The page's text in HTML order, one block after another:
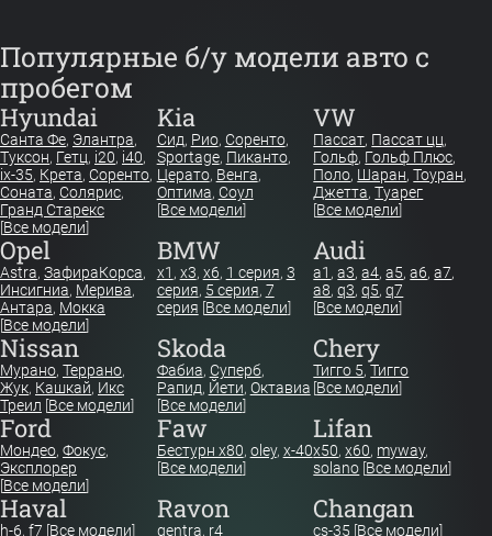
Популярные б/у модели авто с
пробегом
Hyundai
Санта Фе, Элантра,
Туксон, Гетц, i20, i40,
ix-35, Крета, Соренто,
Соната, Солярис,
Гранд Старекс
[Все модели]
Kia
Сид, Рио, Соренто,
Sportage, Пиканто,
Церато, Венга,
Оптима, Соул
[Все модели]
VW
Пассат, Пассат цц,
Гольф, Гольф Плюс,
Поло, Шаран,Тоуран,
Джетта,Туарег
[Все модели]
Opel
Astra, ЗафираКорса,
Инсигниа, Мерива,
Антара, Мокка
[Все модели]
BMW
x1 , x3, x6, 1 серия, 3
серия, 5 серия, 7
серия [Все модели]
Audi
a1 ,a3,a4,a5,a6,a7,
a8,q3,q5,q7
[Все модели]
Nissan
Мурано, Террано,
Жук, Кашкай, Икс
Треил [Все модели]
Skoda
Фабиа, Суперб,
Рапид, Йети, Октавиа
[Все модели]
Chery
Тигго 5,Тигго
[Все модели]
Ford
Мондео, Фокус,
Эксплорер
[Все модели]
Faw
Бестурн х80, oley, x-40
[Все модели]
Lifan
x50,x60, myway,
solano [Все модели]
Haval
h-6, f7 [Все модели]
Ravon
gentra, r4
Changan
cs-35 [Все модели]